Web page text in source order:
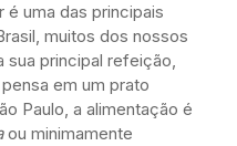
é uma das principais
muitos dos nossos
sua principal refeição,
em um prato
Paulo, a alimentação é
ou minimamente